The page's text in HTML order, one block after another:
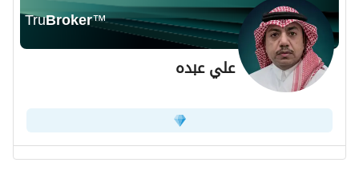
TruBroker™
علي عبده